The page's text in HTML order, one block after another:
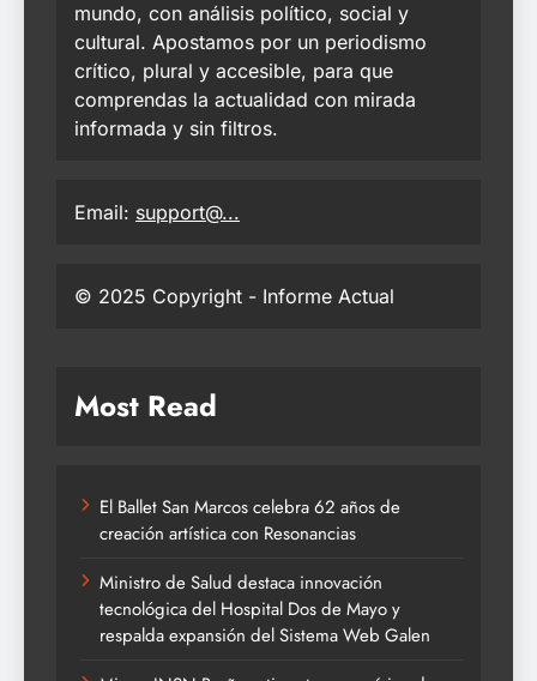
mundo, con análisis político, social y
cultural. Apostamos por un periodismo
crítico, plural y accesible, para que
comprendas la actualidad con mirada
informada y sin filtros.
Email: support@...
© 2025 Copyright - Informe Actual
Most Read
El Ballet San Marcos celebra 62 años de
creación artística con Resonancias
Ministro de Salud destaca innovación
tecnológica del Hospital Dos de Mayo y
respalda expansión del Sistema Web Galen